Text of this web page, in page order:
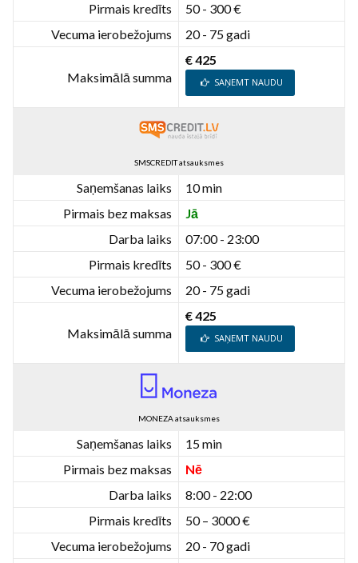
Pirmais kredīts
50 - 300 €
Vecuma ierobežojums
20 - 75 gadi
Maksimālā summa
€ 425
SAŅEMT NAUDU
SMSCREDIT atsauksmes
Saņemšanas laiks
10 min
Pirmais bez maksas
Jā
Darba laiks
07:00 - 23:00
Pirmais kredīts
50 - 300 €
Vecuma ierobežojums
20 - 75 gadi
Maksimālā summa
€ 425
SAŅEMT NAUDU
MONEZA atsauksmes
Saņemšanas laiks
15 min
Pirmais bez maksas
Nē
Darba laiks
8:00 - 22:00
Pirmais kredīts
50 – 3000 €
Vecuma ierobežojums
20 - 70 gadi